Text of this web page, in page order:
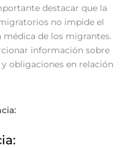
destacar que la
no impide el
médica de los migrantes.
información sobre
obligaciones en relación